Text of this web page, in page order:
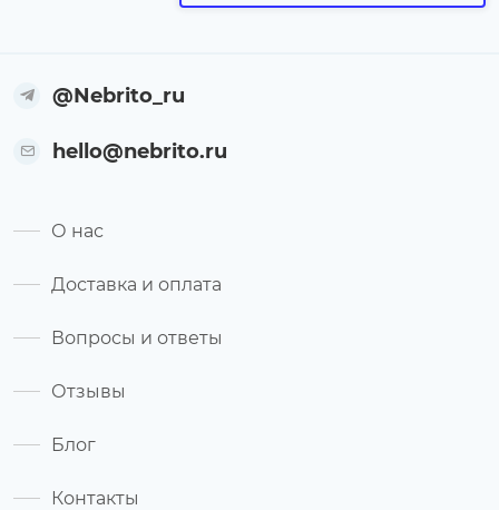
@Nebrito_ru
hello@nebrito.ru
О нас
Доставка и оплата
Вопросы и ответы
Отзывы
Блог
Контакты